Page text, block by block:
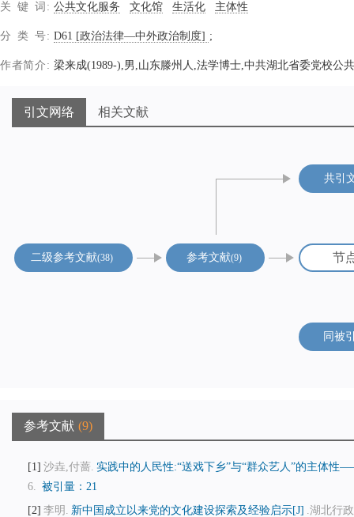
关键词 公共文化服务 文化馆 生活化 主体性
分类号 D61 [政治法律—中外政治制度]
作者简介 梁来成(1989-),男,山东滕州人,法学博士,中共湖北省委党校公
引文网络 相关文献
节
二级参考文献 38 参考文献 9
共引
同被
参考文献 9
1 沙垚,付蔷. 实践中的人民性:“送戏下乡”与“群众艺人”的主体性
6. 被引量：21
2 李明. 新中国成立以来党的文化建设探索及经验启示[J] .湖北行